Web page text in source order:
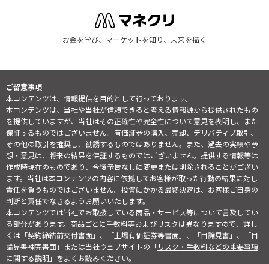
お金を学び、マーケットを知り、未来を描く
ご留意事項
本コンテンツは、情報提供を目的として行っております。
本コンテンツは、当社や当社が信頼できると考える情報源から提供されたもの
を提供していますが、当社はその正確性や完全性について意見を表明し、また
保証するものではございません。有価証券の購入、売却、デリバティブ取引、
その他の取引を推奨し、勧誘するものではありません。また、過去の実績や予
想・意見は、将来の結果を保証するものではございません。提供する情報等は
作成時現在のものであり、今後予告なしに変更または削除されることがござい
ます。当社は本コンテンツの内容に依拠してお客様が取った行動の結果に対し
責任を負うものではございません。投資にかかる最終決定は、お客様ご自身の
判断と責任でなさるようお願いいたします。
本コンテンツでは当社でお取扱している商品・サービス等について言及してい
る部分があります。商品ごとに手数料等およびリスクは異なりますので、詳し
くは「契約締結前交付書面」、「上場有価証券等書面」、「目論見書」、「目
論見書補完書面」または当社ウェブサイトの「リスク・手数料などの重要事項
に関する説明」をよくお読みください。